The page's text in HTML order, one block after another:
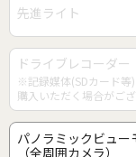
先進ライト
ドライブレコーダー
※記録媒体(SDカード等
購入いただく場合がご
パノラミックビュー
（全周囲カメラ）